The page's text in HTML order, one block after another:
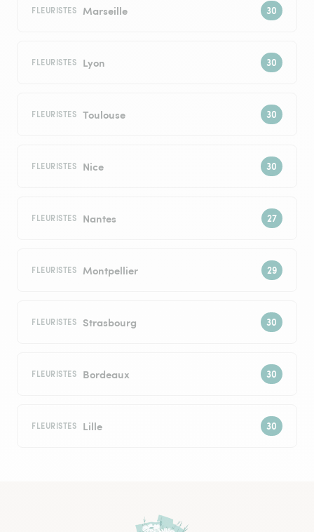
FLEURISTES Marseille
FLEURISTES Lyon
FLEURISTES Toulouse
FLEURISTES Nice
FLEURISTES Nantes
FLEURISTES Montpellier
FLEURISTES Strasbourg
FLEURISTES Bordeaux
FLEURISTES Lille